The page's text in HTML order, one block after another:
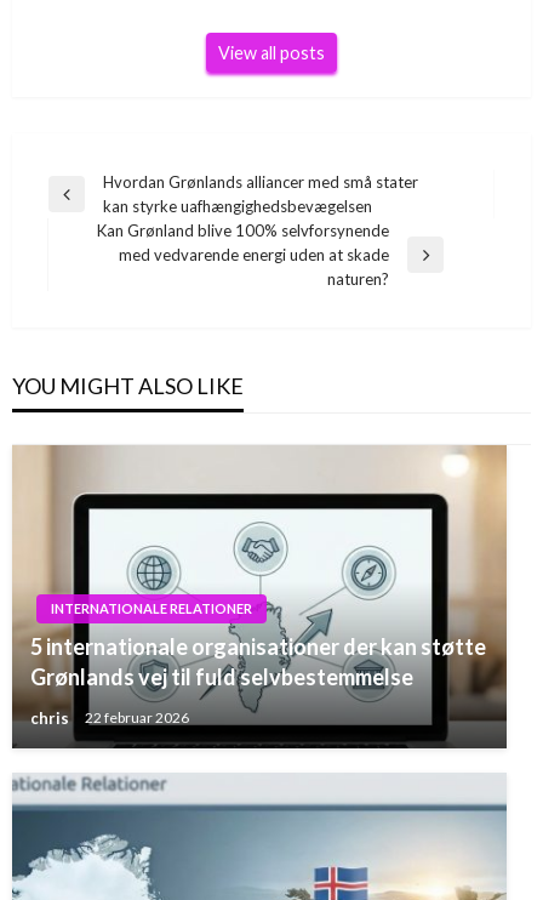
View all posts
Indlægsnavigation
Previous
Hvordan Grønlands alliancer med små stater
kan styrke uafhængighedsbevægelsen
Kan Grønland blive 100% selvforsynende
med vedvarende energi uden at skade
naturen?
YOU MIGHT ALSO LIKE
INTERNATIONALE RELATIONER
5 internationale organisationer der kan støtte
Grønlands vej til fuld selvbestemmelse
chris 22 februar 2026